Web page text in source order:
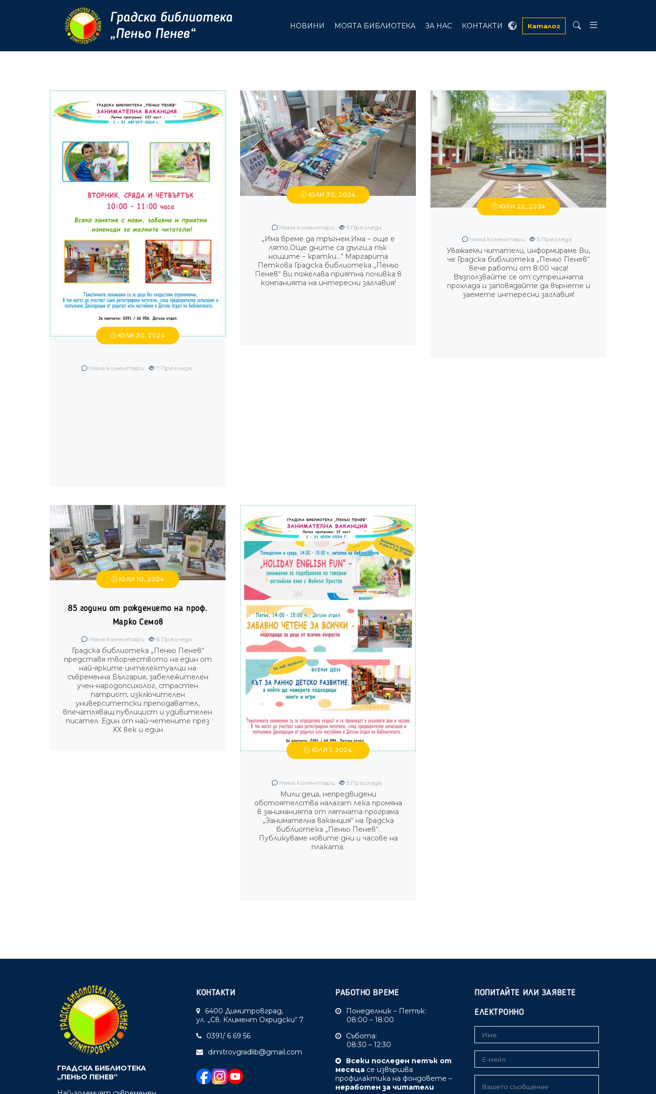
НОВИНИ МОЯТА БИБЛИОТЕКА ЗА НАС КОНТАКТИ Каталог
ЮЛИ 30, 2024
Няма коментари 7 Прегледа
ЮЛИ 30, 2024
Няма коментари 5 Прегледа
„Има време да тръгнем.Има – още е
лято.Още дните са дълги,а пък
нощите – кратки…“ Маргарита
Петкова Градска библиотека „Пеньо
Пенев“ Ви пожелава приятна почивка в
компанията на интересни заглавия!
ЮЛИ 22, 2024
Няма коментари 5 Прегледа
Уважаеми читатели, информираме Ви,
че Градска библиотека „Пеньо Пенев“
вече работи от 8:00 часа!
Възползвайте се от сутрешната
прохлада и заповядайте да върнете и
заемете интересни заглавия!
ЮЛИ 10, 2024
85 години от рождението на проф.
Марко Семов
Няма коментари 6 Прегледа
Градска библиотека „Пеньо Пенев“
представя творчеството на един от
най-ярките интелектуалци на
съвременна България, забележителен
учен-народопсихолог, страстен
патриот, изключителен
университетски преподавател,
впечатляващ публицист и удивителен
писател. Един от най-четените през
ХХ век и един
ЮЛИ 1, 2024
Няма коментари 5 Прегледа
Мили деца, непредвидени
обстоятелства налагат лека промяна
в заниманията от лятната програма
„Занимателна ваканция“ на Градска
библиотека „Пеньо Пенев“.
Публикуваме новите дни и часове на
плаката.
ГРАДСКА БИБЛИОТЕКА
„ПЕНЬО ПЕНЕВ“
КОНТАКТИ
6400 Димитровград,
ул. „Св. Климент Охридски“ 7
0391/ 6 69 56
dimitrovgradlib@gmail.com
РАБОТНО ВРЕМЕ
Понеделник – Петък:
08:00 – 18:00
Събота:
08:30 – 12:30
Всеки последен петък от
месеца се извършва
профилактика на фондовете –
неработен за читатели
ПОПИТАЙТЕ ИЛИ ЗАЯВЕТЕ
ЕЛЕКТРОННО